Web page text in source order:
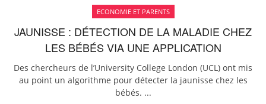
ECONOMIE ET PARENTS
JAUNISSE : DÉTECTION DE LA MALADIE CHEZ
LES BÉBÉS VIA UNE APPLICATION
Des chercheurs de l’University College London (UCL) ont mis
au point un algorithme pour détecter la jaunisse chez les
bébés. ...